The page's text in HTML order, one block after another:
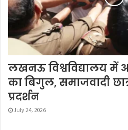
लखनऊ विश्वविद्यालय में
का बिगुल, समाजवादी
प्रदर्शन
July 24, 2026